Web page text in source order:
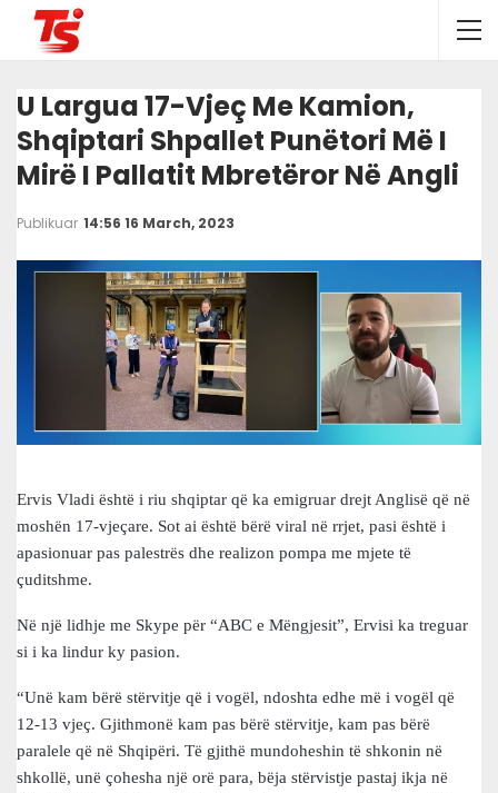
U Largua 17-Vjeç Me Kamion,
Shqiptari Shpallet Punëtori Më I
Mirë I Pallatit Mbretëror Në Angli
Publikuar 14:56 16 March, 2023
Ervis Vladi është i riu shqiptar që ka emigruar drejt Anglisë që në
moshën 17-vjeçare. Sot ai është bërë viral në rrjet, pasi është i
apasionuar pas palestrës dhe realizon pompa me mjete të
çuditshme.
Në një lidhje me Skype për “ABC e Mëngjesit”, Ervisi ka treguar
si i ka lindur ky pasion.
“Unë kam bërë stërvitje që i vogël, ndoshta edhe më i vogël që
12-13 vjeç. Gjithmonë kam pas bërë stërvitje, kam pas bërë
paralele që në Shqipëri. Të gjithë mundoheshin të shkonin në
shkollë, unë çohesha një orë para, bëja stërvistje pastaj ikja në